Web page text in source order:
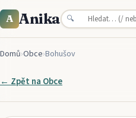
A Anika 🔍
Domů›Obce›Bohušov
← Zpět na Obce